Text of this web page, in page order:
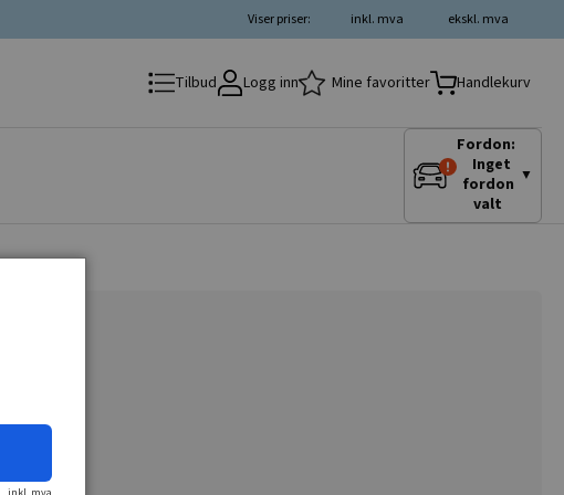
ekskl. mva
inkl. mva
Viser priser:
Tilbud Logg inn Mine favoritter Handlekurv
Fordon:
Inget
fordon
valt
▼